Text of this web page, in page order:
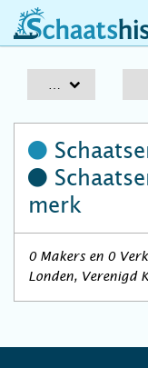
merk
0 Makers en 0
Londen, Verenigd